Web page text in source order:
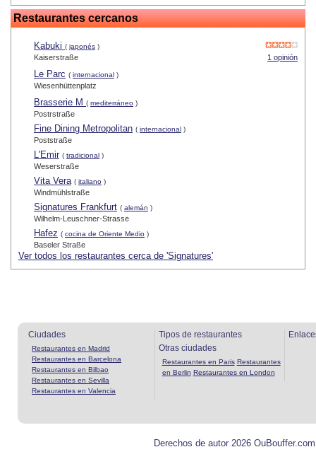
Restaurantes cercanos
Kabuki ( japonés )
1 opinión
Kaiserstraße
Le Parc ( internacional )
Wiesenhüttenplatz
Brasserie M ( mediterráneo )
Postrstraße
Fine Dining Metropolitan ( internacional )
Poststraße
L'Emir ( tradicional )
Weserstraße
Vita Vera ( italiano )
Windmühlstraße
Signatures Frankfurt ( alemán )
Wilhelm-Leuschner-Strasse
Hafez ( cocina de Oriente Medio )
Baseler Straße
Ver todos los restaurantes cerca de 'Signatures'
Ciudades
Restaurantes en Madrid
Restaurantes en Barcelona
Restaurantes en Bilbao
Restaurantes en Sevilla
Restaurantes en Valencia
Tipos de restaurantes
Otras ciudades
Restaurantes en Paris Restaurantes
en Berlin Restaurantes en London
Derechos de autor 2026